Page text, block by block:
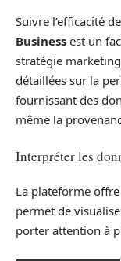
Suivre l’efficacité
Business est un
stratégie
détaillées sur la
fournissant des
même la
Interpréter les
La plateforme
permet de
porter attention à